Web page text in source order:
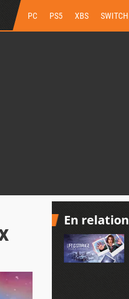
PC PS5 XBS SWITCH
En relation